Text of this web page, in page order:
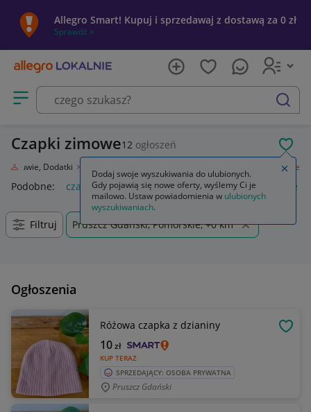
Allegro Smart! Kupuj i sprzedawaj z dostawą za 0 zł
Sprawdź »
Otwórz menu z kategoriami
szukaj
Czapki zimowe12 ogłoszeń
Obuwie, Dodatki Czapki zimowe
Podobne: czapki zimowe kolorowe damskie czapki zimowe
Filtruj Pruszcz Gdański, Pomorskie, +0 km
Ogłoszenia
Różowa czapka z dzianiny
KUP TERAZ
10zł
SPRZEDAJĄCY: OSOBA PRYWATNA
Pruszcz Gdański
Dodaj swoje wyszukiwania do ulubionych.
Gdy pojawią się nowe oferty, wyślemy Ci je
mailowo. Ustaw powiadomienia w ulubionych
wyszukiwaniach.